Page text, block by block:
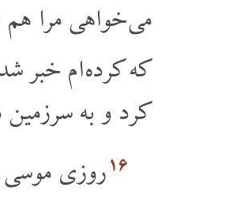
می خواهی مرا
که کرده ام خبر
کرد و به
۱۶روزی موسی